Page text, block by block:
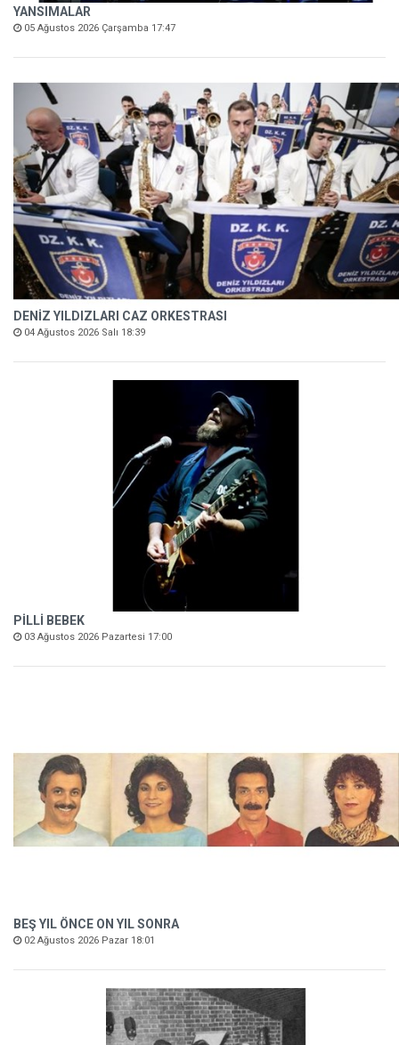
YANSIMALAR
05 Ağustos 2026 Çarşamba 17:47
DENİZ YILDIZLARI CAZ ORKESTRASI
04 Ağustos 2026 Salı 18:39
PİLLİ BEBEK
03 Ağustos 2026 Pazartesi 17:00
BEŞ YIL ÖNCE ON YIL SONRA
02 Ağustos 2026 Pazar 18:01